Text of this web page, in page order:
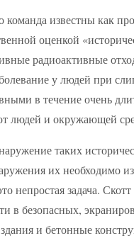
команда известны как
оценкой
радиоактивные
у людей при
в течение очень
людей и окружающей
таких
их необходимо
непростая задача.
в безопасных,
и бетонные